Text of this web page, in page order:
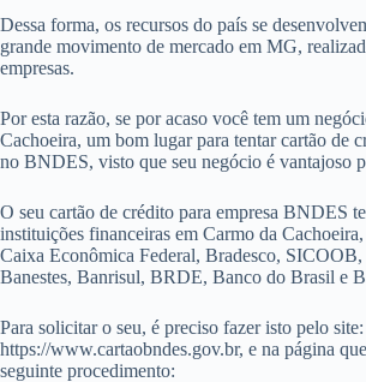
Dessa forma, os recursos do país se
grande movimento de mercado em MG,
empresas.
Por esta razão, se por acaso você tem um
Cachoeira, um bom lugar para tentar cartão de
no BNDES, visto que seu negócio é vantajoso
O seu cartão de crédito para empresa BNDES
instituições financeiras em Carmo da
Caixa Econômica Federal, Bradesco, SICOOB,
Banestes, Banrisul, BRDE, Banco do Brasil e
Para solicitar o seu, é preciso fazer isto pelo site:
https://www.cartaobndes.gov.br, e na página
seguinte procedimento: